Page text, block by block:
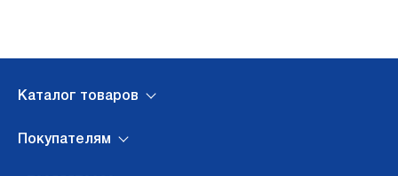
Каталог товаров
Покупателям